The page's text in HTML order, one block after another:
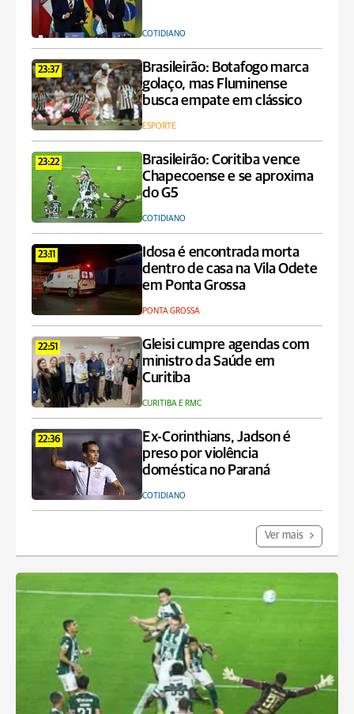
COTIDIANO
23:37
Brasileirão: Botafogo marca
golaço, mas Fluminense
busca empate em clássico
ESPORTE
23:22
Brasileirão: Coritiba vence
Chapecoense e se aproxima
do G5
COTIDIANO
23:11
Idosa é encontrada morta
dentro de casa na Vila Odete
em Ponta Grossa
PONTA GROSSA
22:51
Gleisi cumpre agendas com
ministro da Saúde em
Curitiba
CURITIBA E RMC
22:36
Ex-Corinthians, Jadson é
preso por violência
doméstica no Paraná
COTIDIANO
Ver mais